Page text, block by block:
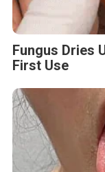
Fungus Dries
First Use